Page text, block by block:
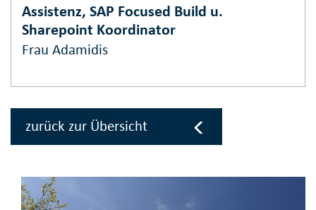
Assistenz, SAP Focused Build u.
Sharepoint Koordinator
Frau Adamidis
zurück zur Übersicht